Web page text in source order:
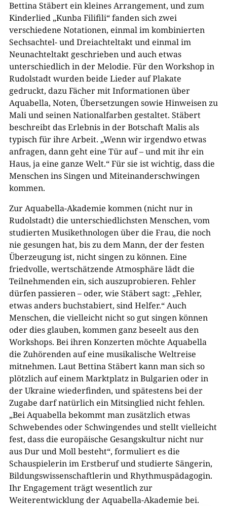
Bettina Stäbert ein kleines Arrangement, und zum
Kinderlied „Kunba Filifili“ fanden sich zwei
verschiedene Notationen, einmal im kombinierten
Sechsachtel- und Dreiachteltakt und einmal im
Neunachteltakt geschrieben und auch etwas
unterschiedlich in der Melodie. Für den Workshop in
Rudolstadt wurden beide Lieder auf Plakate
gedruckt, dazu Fächer mit Informationen über
Aquabella, Noten, Übersetzungen sowie Hinweisen zu
Mali und seinen Nationalfarben gestaltet. Stäbert
beschreibt das Erlebnis in der Botschaft Malis als
typisch für ihre Arbeit. „Wenn wir irgendwo etwas
anfragen, dann geht eine Tür auf – und mit ihr ein
Haus, ja eine ganze Welt.“ Für sie ist wichtig, dass die
Menschen ins Singen und Miteinanderschwingen
kommen.
Zur Aquabella-Akademie kommen (nicht nur in
Rudolstadt) die unterschiedlichsten Menschen, vom
studierten Musikethnologen über die Frau, die noch
nie gesungen hat, bis zu dem Mann, der der festen
Überzeugung ist, nicht singen zu können. Eine
friedvolle, wertschätzende Atmosphäre lädt die
Teilnehmenden ein, sich auszuprobieren. Fehler
dürfen passieren – oder, wie Stäbert sagt: „Fehler,
etwas anders buchstabiert, sind Helfer.“ Auch
Menschen, die vielleicht nicht so gut singen können
oder dies glauben, kommen ganz beseelt aus den
Workshops. Bei ihren Konzerten möchte Aquabella
die Zuhörenden auf eine musikalische Weltreise
mitnehmen. Laut Bettina Stäbert kann man sich so
plötzlich auf einem Marktplatz in Bulgarien oder in
der Ukraine wiederfinden, und spätestens bei der
Zugabe darf natürlich ein Mitsinglied nicht fehlen.
„Bei Aquabella bekommt man zusätzlich etwas
Schwebendes oder Schwingendes und stellt vielleicht
fest, dass die europäische Gesangskultur nicht nur
aus Dur und Moll besteht“, formuliert es die
Schauspielerin im Erstberuf und studierte Sängerin,
Bildungswissenschaftlerin und Rhythmuspädagogin.
Ihr Engagement trägt wesentlich zur
Weiterentwicklung der Aquabella-Akademie bei.